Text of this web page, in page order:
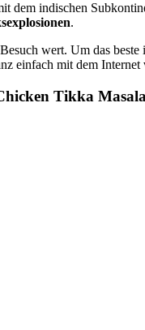
dem indischen
.
wert. Um das
einfach mit dem Internet
Tikka